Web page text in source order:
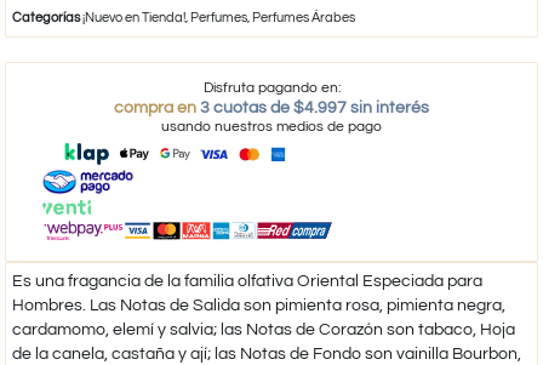
Categorías¡Nuevo en Tienda!, Perfumes, Perfumes Árabes
Disfruta pagando en:
compra en 3 cuotas de $4.997 sin interés
usando nuestros medios de pago
Es una fragancia de la familia olfativa Oriental Especiada para
Hombres. Las Notas de Salida son pimienta rosa, pimienta negra,
cardamomo, elemí y salvia; las Notas de Corazón son tabaco, Hoja
de la canela, castaña y ají; las Notas de Fondo son vainilla Bourbon,